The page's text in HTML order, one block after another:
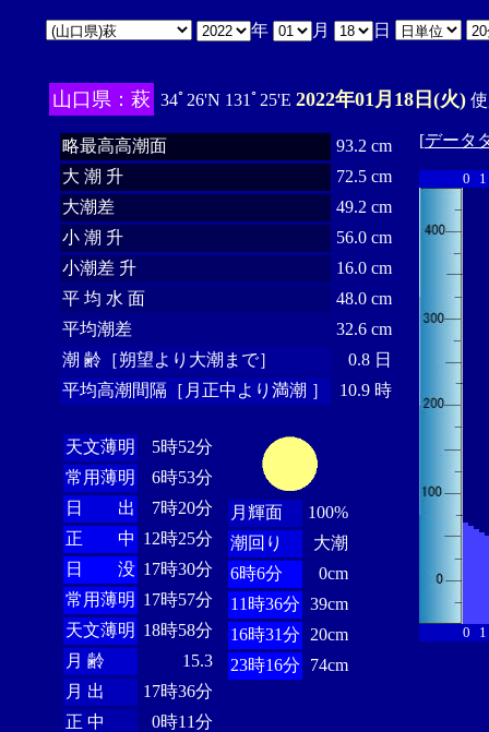
年 月 日
山口県：萩 34ﾟ26'N 131ﾟ25'E 2022年01月18日(火)
略最高高潮面
93.2 cm
大 潮 升
72.5 cm
大潮差
49.2 cm
小 潮 升
56.0 cm
小潮差 升
16.0 cm
平 均 水 面
48.0 cm
平均潮差
32.6 cm
潮 齢［朔望より大潮まで］
0.8 日
平均高潮間隔［月正中より満潮 ］
10.9 時
天文薄明
5時52分
常用薄明
6時53分
日 出
7時20分
正 中 12時25分
日 没 17時30分
常用薄明 17時57分
天文薄明 18時58分
月 齢
15.3
月 出
17時36分
正 中
0時11分
月輝面
100%
潮回り
大潮
6時6分
0cm
11時36分 39cm
16時31分
20cm
23時16分
74cm
[データ
0 1
0 1